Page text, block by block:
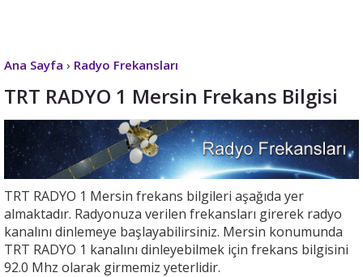
Ana Sayfa › Radyo Frekansları
TRT RADYO 1 Mersin Frekans Bilgisi
TRT RADYO 1 Mersin frekans bilgileri aşağıda yer
almaktadır. Radyonuza verilen frekansları girerek radyo
kanalını dinlemeye başlayabilirsiniz. Mersin konumunda
TRT RADYO 1 kanalını dinleyebilmek için frekans bilgisini
92.0 Mhz olarak girmemiz yeterlidir.